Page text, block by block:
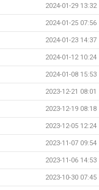
2024-01-29 13:32
2024-01-25 07:56
2024-01-23 14:37
2024-01-12 10:24
2024-01-08 15:53
2023-12-21 08:01
2023-12-19 08:18
2023-12-05 12:24
2023-11-07 09:54
2023-11-06 14:53
2023-10-30 07:45